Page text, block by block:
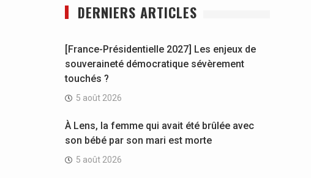
DERNIERS ARTICLES
[France-Présidentielle 2027] Les enjeux de
souveraineté démocratique sévèrement
touchés ?
5 août 2026
À Lens, la femme qui avait été brûlée avec
son bébé par son mari est morte
5 août 2026